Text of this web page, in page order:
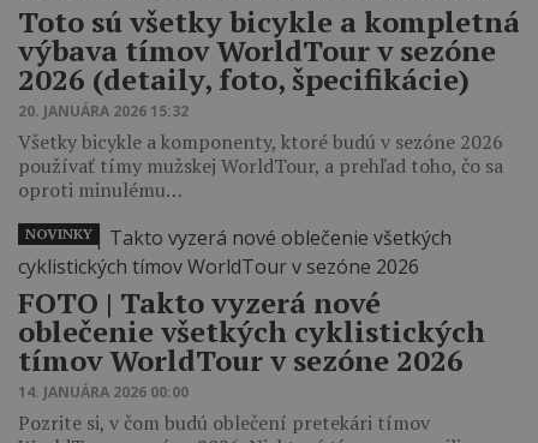
Toto sú všetky bicykle a kompletná
výbava tímov WorldTour v sezóne
2026 (detaily, foto, špecifikácie)
20. JANUÁRA 2026 15:32
Všetky bicykle a komponenty, ktoré budú v sezóne 2026
používať tímy mužskej WorldTour, a prehľad toho, čo sa
oproti minulému…
FOTO ‎| Takto vyzerá nové
oblečenie všetkých cyklistických
tímov WorldTour v sezóne 2026
14. JANUÁRA 2026 00:00
Pozrite si, v čom budú oblečení pretekári tímov
NOVINKY